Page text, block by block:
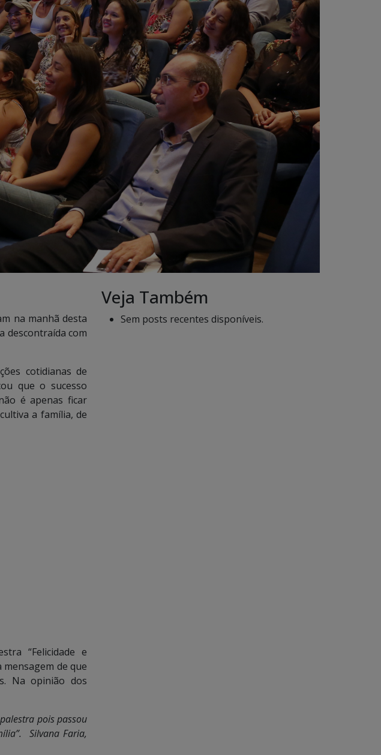
na manhã desta
descontraída com
cotidianas de
que o sucesso
é apenas ficar
a família, de
“Felicidade e
de que
Na opinião dos
pois passou
Silvana Faria,
Veja Também
Sem posts recentes disponíveis.